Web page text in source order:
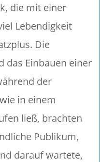
die mit einer
Lebendigkeit
Die
das Einbauen einer
der
in einem
ließ, brachten
Publikum,
darauf wartete,